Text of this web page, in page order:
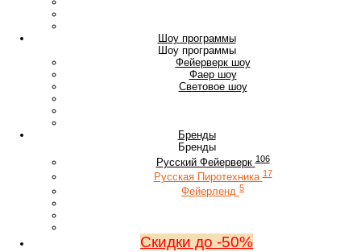
Шоу программы
Шоу программы
Фейерверк шоу
Фаер шоу
Световое шоу
Бренды
Бренды
Русский Фейерверк 106
Русская Пиротехника 17
Фейерленд 5
Скидки до -50%